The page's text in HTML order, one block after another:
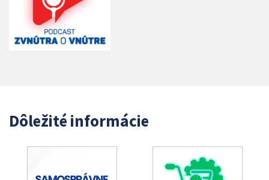
Dôležité informácie